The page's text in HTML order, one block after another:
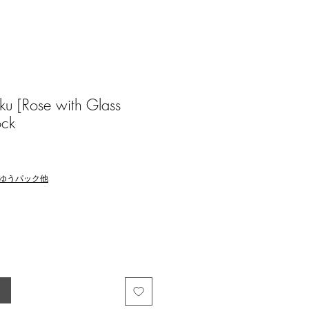
[Rose with Glass
うパック他